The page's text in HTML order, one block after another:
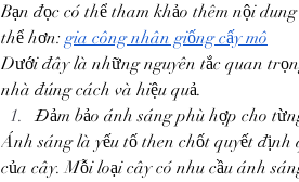
Bạn đọc có thể tham khảo thêm nội
thể hơn: gia công nhân giống cấy mô
Dưới đây là những nguyên tắc quan
nhà đúng cách và hiệu quả.
Đảm bảo ánh sáng phù hợp cho
Ánh sáng là yếu tố then chốt quyết
của cây. Mỗi loại cây có nhu cầu ánh